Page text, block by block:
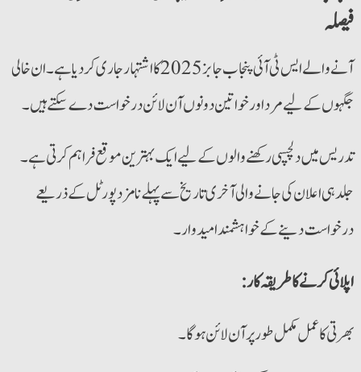
فیصلہ
آنے والے ایس ٹی آئی پنجاب جابز 2025 کا اشتہارجاری کردیا ہے۔ ان خالی
جگہوں کے لیے مرد اور خواتین دونوں آن لائن درخواست دے سکتے ہیں۔
تدریس میں دلچسپی رکھنے والوں کے لیے ایک بہترین موقع فراہم کرتی ہے۔
جلد ہی اعلان کی جانے والی آخری تاریخ سے پہلے نامزد پورٹل کے ذریعے
درخواست دینے کے خواہشمند امیدوار۔
:اپلائی کرنےکا طریقہ کار
بھرتی کا عمل مکمل طور پر آن لائن ہوگا۔